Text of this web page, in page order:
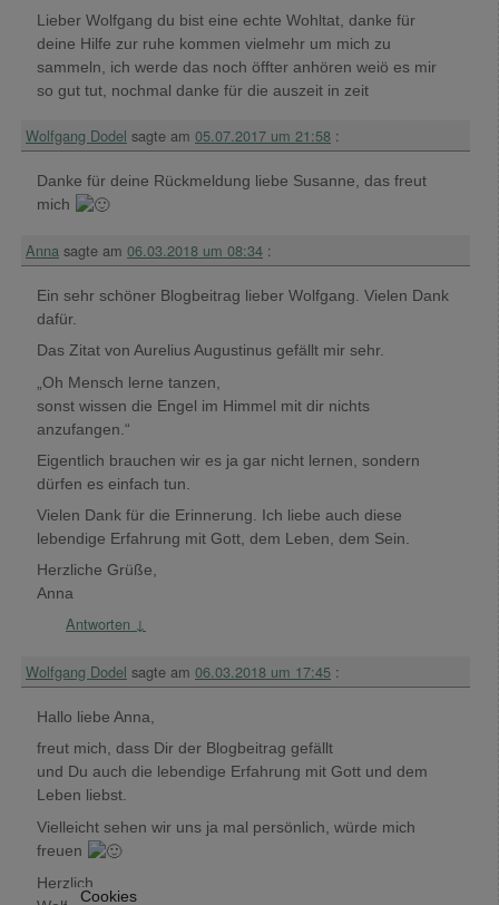
Lieber Wolfgang du bist eine echte Wohltat, danke für
deine Hilfe zur ruhe kommen vielmehr um mich zu
sammeln, ich werde das noch öffter anhören weiö es mir
so gut tut, nochmal danke für die auszeit in zeit
Wolfgang Dodel sagte am 05.07.2017 um 21:58 :
Danke für deine Rückmeldung liebe Susanne, das freut
mich
Anna sagte am 06.03.2018 um 08:34 :
Ein sehr schöner Blogbeitrag lieber Wolfgang. Vielen Dank
dafür.
Das Zitat von Aurelius Augustinus gefällt mir sehr.
„Oh Mensch lerne tanzen,
sonst wissen die Engel im Himmel mit dir nichts
anzufangen.“
Eigentlich brauchen wir es ja gar nicht lernen, sondern
dürfen es einfach tun.
Vielen Dank für die Erinnerung. Ich liebe auch diese
lebendige Erfahrung mit Gott, dem Leben, dem Sein.
Herzliche Grüße,
Anna
Antworten ↓
Wolfgang Dodel sagte am 06.03.2018 um 17:45 :
Hallo liebe Anna,
freut mich, dass Dir der Blogbeitrag gefällt
und Du auch die lebendige Erfahrung mit Gott und dem
Leben liebst.
Vielleicht sehen wir uns ja mal persönlich, würde mich
freuen
Herzlich
Cookies